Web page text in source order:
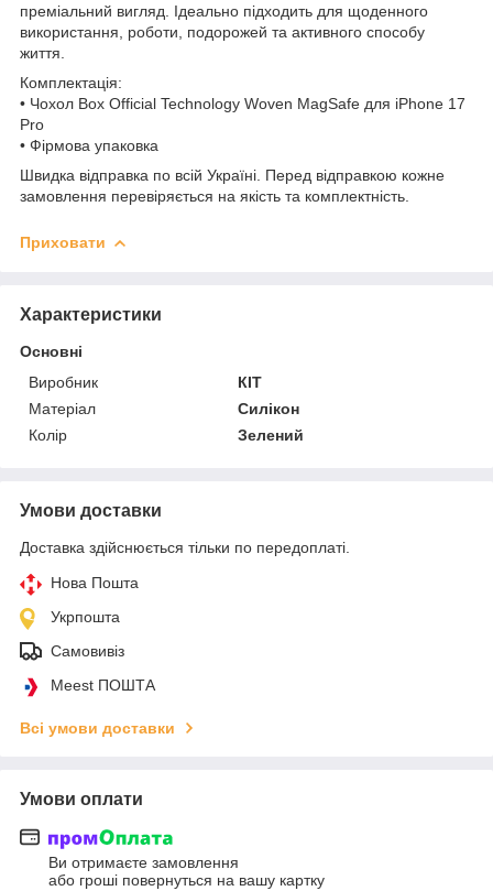
преміальний вигляд. Ідеально підходить для щоденного
використання, роботи, подорожей та активного способу
життя.
Комплектація:
• Чохол Box Official Technology Woven MagSafe для iPhone 17
Pro
• Фірмова упаковка
Швидка відправка по всій Україні. Перед відправкою кожне
замовлення перевіряється на якість та комплектність.
Приховати
Характеристики
Основні
Виробник
КІТ
Матеріал
Силікон
Колір
Зелений
Умови доставки
Доставка здійснюється тільки по передоплаті.
Нова Пошта
Укрпошта
Самовивіз
Meest ПОШТА
Всі умови доставки
Умови оплати
Ви отримаєте замовлення
або гроші повернуться на вашу картку